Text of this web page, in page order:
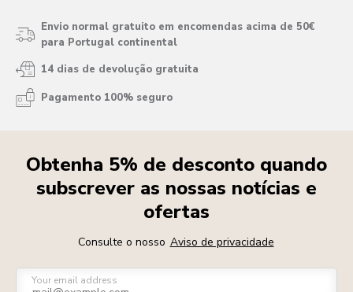
Envio normal gratuito em encomendas acima de 50€
para Portugal continental
14 dias de devolução gratuita
Pagamento 100% seguro
Obtenha 5% de desconto quando
subscrever as nossas notícias e
ofertas
Consulte o nosso Aviso de privacidade
Your email address